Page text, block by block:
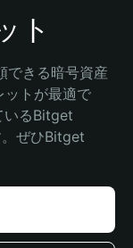
ト
できる暗号資産
ットが最適で
いるBitget
ぜひBitget